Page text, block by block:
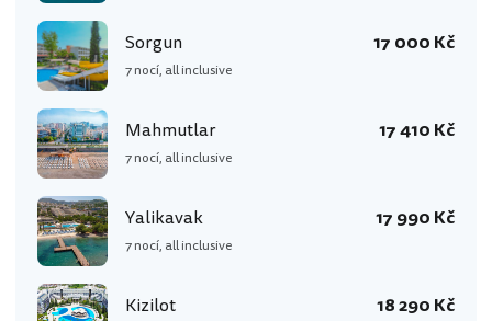
Sorgun
7 nocí, all inclusive
17 000 Kč
Mahmutlar
7 nocí, all inclusive
17 410 Kč
Yalikavak
7 nocí, all inclusive
17 990 Kč
Kizilot 18 290 Kč